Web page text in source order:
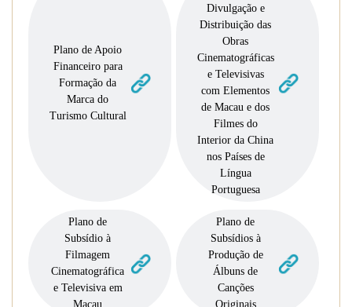
Plano de Apoio
Financeiro para
Formação da
Marca do
Turismo Cultural
Divulgação e
Distribuição das
Obras
Cinematográficas
e Televisivas
com Elementos
de Macau e dos
Filmes do
Interior da China
nos Países de
Língua
Portuguesa
Plano de
Subsídio à
Filmagem
Cinematográfica
e Televisiva em
Macau
Plano de
Subsídios à
Produção de
Álbuns de
Canções
Originais